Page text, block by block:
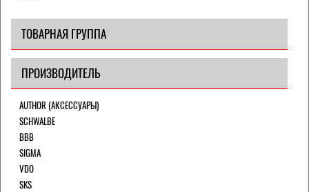
ТОВАРНАЯ ГРУППА
ПРОИЗВОДИТЕЛЬ
AUTHOR (АКСЕССУАРЫ)
SCHWALBE
BBB
SIGMA
VDO
SKS